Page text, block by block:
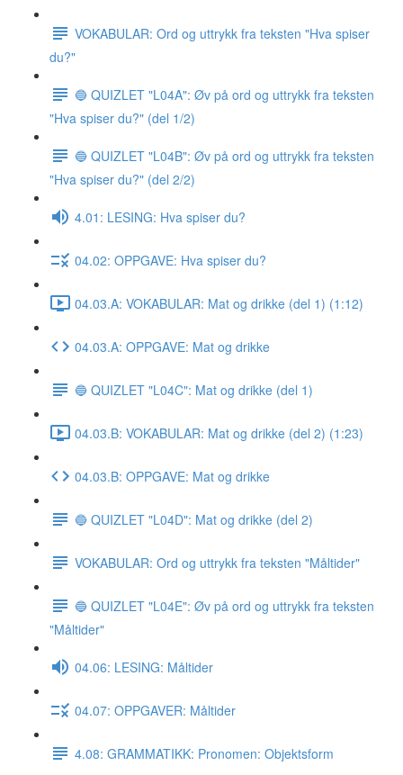
VOKABULAR: Ord og uttrykk fra teksten "Hva spiser
du?"
🔵 QUIZLET "L04A": Øv på ord og uttrykk fra teksten
"Hva spiser du?" (del 1/2)
🔵 QUIZLET "L04B": Øv på ord og uttrykk fra teksten
"Hva spiser du?" (del 2/2)
4.01: LESING: Hva spiser du?
04.02: OPPGAVE: Hva spiser du?
04.03.A: VOKABULAR: Mat og drikke (del 1) (1:12)
04.03.A: OPPGAVE: Mat og drikke
🔵 QUIZLET "L04C": Mat og drikke (del 1)
04.03.B: VOKABULAR: Mat og drikke (del 2) (1:23)
04.03.B: OPPGAVE: Mat og drikke
🔵 QUIZLET "L04D": Mat og drikke (del 2)
VOKABULAR: Ord og uttrykk fra teksten "Måltider"
🔵 QUIZLET "L04E": Øv på ord og uttrykk fra teksten
"Måltider"
04.06: LESING: Måltider
04.07: OPPGAVER: Måltider
4.08: GRAMMATIKK: Pronomen: Objektsform